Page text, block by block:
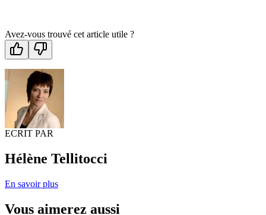
Avez-vous trouvé cet article utile ?
ECRIT PAR
Hélène Tellitocci
En savoir plus
Vous aimerez aussi